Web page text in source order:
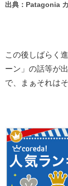
出典：Patagonia
この後しばらく
ーン」の話等が
で、まぁそれは